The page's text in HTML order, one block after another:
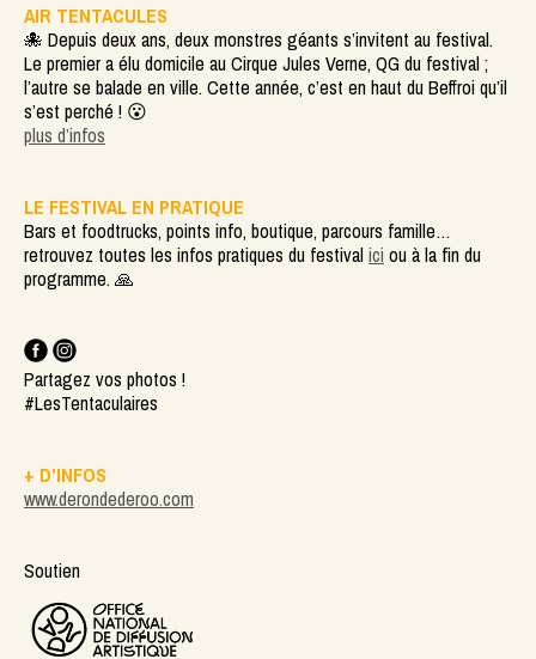
AIR TENTACULES
🐙 Depuis deux ans, deux monstres géants s’invitent au festival.
Le premier a élu domicile au Cirque Jules Verne, QG du festival ;
l’autre se balade en ville. Cette année, c’est en haut du Beffroi qu’il
s’est perché ! 😮
plus d’infos
LE FESTIVAL EN PRATIQUE
Bars et foodtrucks, points info, boutique, parcours famille…
retrouvez toutes les infos pratiques du festivalici ou à la fin du
programme. 🙏
Partagez vos photos !
#LesTentaculaires
+ D'INFOS
www.derondederoo.com
Soutien